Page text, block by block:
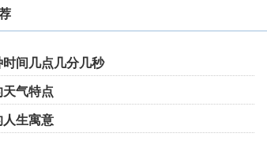
时间几点几分几秒
气特点
人生寓意